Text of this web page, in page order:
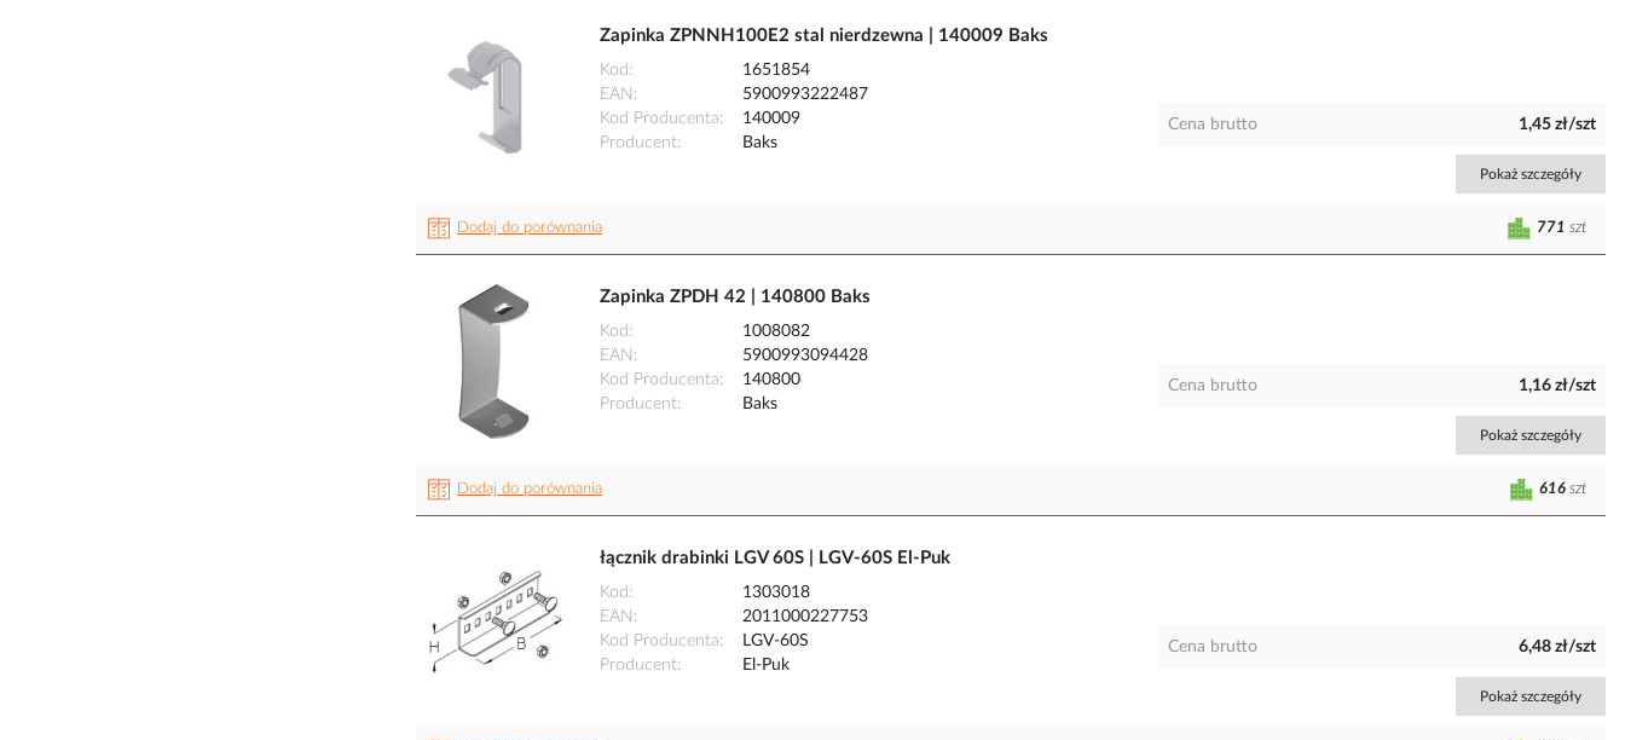
Zapinka ZPNNH100E2 stal nierdzewna | 140009 Baks
Kod
1651854
EAN
5900993222487
Kod Producenta
140009
Producent
Baks
Cena brutto 1,45 zł/szt
Pokaż szczegóły
Dodaj do porównania 771 szt
Zapinka ZPDH 42 | 140800 Baks
Kod
1008082
EAN
5900993094428
Kod Producenta
140800
Producent
Baks
Cena brutto 1,16 zł/szt
Pokaż szczegóły
Dodaj do porównania 616 szt
łącznik drabinki LGV 60S | LGV-60S El-Puk
Kod
1303018
EAN
2011000227753
Kod Producenta
LGV-60S
Producent
El-Puk
Cena brutto 6,48 zł/szt
Pokaż szczegóły